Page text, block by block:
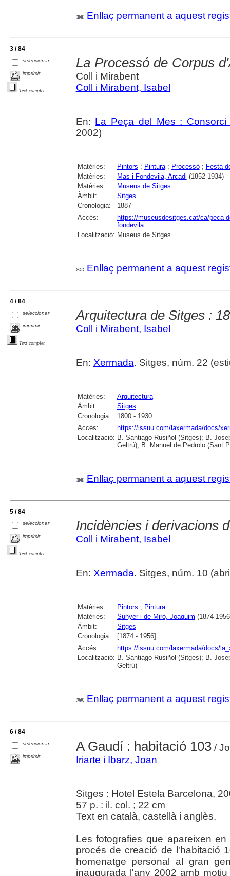
Enllaç permanent a aquest
3 / 84
seleccionar
imprimir
Text complet
La Processó de Corpus
Coll i Mirabent
Coll i Mirabent, Isabel
En: La Peça del Mes :
2002)
Matèries: Pintors ; Pintura; Processó; Festa
Matèries:
Mas i Fondevila, Arcadi (1852-1934)
Matèries:
Museus de Sitges
Àmbit:
Sitges
Cronologia:
1887
Accés:
https://museusdesitges.cat/ca/peca-
fondevila
Localització: Museus de Sitges
Enllaç permanent a aquest
4 / 84
seleccionar
imprimir
Text complet
Arquitectura de Sitges :
Coll i Mirabent, Isabel
En: Xermada. Sitges, núm. 22
Matèries:
Arquitectura
Àmbit:
Sitges
Cronologia:
1800 - 1930
Accés:
https://issuu.com/laxermada/docs/
Localització: B. Santiago Rusiñol (Sitges); B.
Geltrú); B. Manuel de Pedrolo (Sant
Enllaç permanent a aquest
5 / 84
seleccionar
imprimir
Text complet
Incidències i derivacions
Coll i Mirabent, Isabel
En: Xermada. Sitges, núm. 10
Matèries: Pintors ; Pintura
Matèries:
Sunyer i de Miró, Joaquim (1874-
Àmbit:
Sitges
Cronologia:
[1874 - 1956]
Accés:
https://issuu.com/laxermada/docs/
Localització: B. Santiago Rusiñol (Sitges); B.
Geltrú)
Enllaç permanent a aquest
6 / 84
seleccionar
imprimir
A Gaudí : habitació 103/
Iriarte i Ibarz, Joan
Sitges : Hotel Estela Barcelona,
57 p. : il. col. ; 22 cm
Text en català, castellà i anglès.
Les fotografies que apareixen
procés de creació de l'habitació
homenatge personal al gran
inaugurada l'any 2002 amb